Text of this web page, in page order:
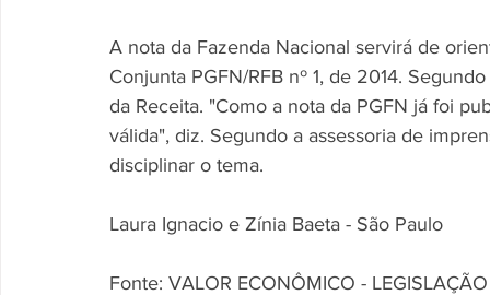
A nota da Fazenda Nacional servirá de
Conjunta PGFN/RFB nº 1, de 2014.
da Receita. "Como a nota da PGFN já foi
válida", diz. Segundo a assessoria de
disciplinar o tema.
Laura Ignacio e Zínia Baeta - São Paulo
Fonte: VALOR ECONÔMICO -